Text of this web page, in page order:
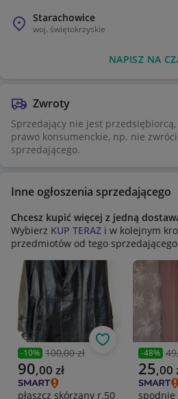
Starachowice
woj. świętokrzyskie
NAPISZ NA
Zwroty
Sprzedający nie jest
prawo konsumenckie, np. nie
sprzedającego.
Inne ogłoszenia sprzedającego
Chcesz kupić więcej z jedną
Wybierz KUP TERAZ i w kolejnym
przedmiotów od tego
Poprzednia cena
-10% 100,00 zł
Aktualna cena
90,00 zł
płaszcz skórzany r.50
Obserwuj
-48%
Aktualna
25,00
spodnie